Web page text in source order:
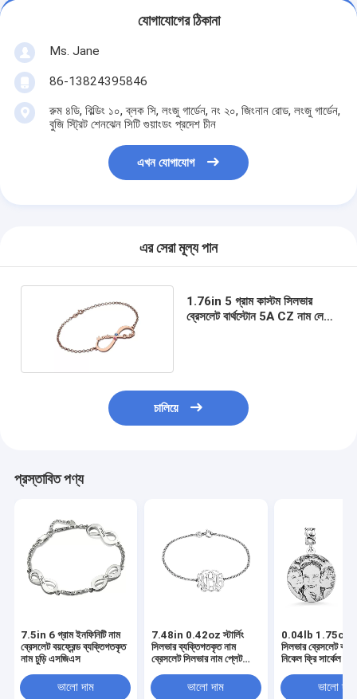
যোগাযোগের ঠিকানা
Ms. Jane
86-13824395846
রুম ৪ডি, বিল্ডিং ১০, ব্লক সি, লংজু গার্ডেন, নং ২০, জিংনান রোড, লংজু গার্ডেন,
বুজি স্ট্রিট শেনঝেন সিটি গুয়াংডং প্রদেশ চীন
এখন যোগাযোগ
এর সেরা মূল্য পান
1.76in 5 গ্রাম কাস্টম সিলভার
ব্রেসলেট বার্থস্টোন 5A CZ নাম লেটার
চালিয়ে
প্রস্তাবিত পণ্য
7.5in 6 গ্রাম ইনফিনিটি নাম
ব্রেসলেট বয়ফ্রেন্ড ব্যক্তিগতকৃত
নাম চুড়ি এসজিএস
ভালো দাম
7.48in 0.42oz স্টার্লিং
সিলভার ব্যক্তিগতকৃত নাম
ব্রেসলেট সিলভার নাম প্লেট
ভালো দাম
0.04lb 1.75cm
সিলভার ব্রেসলেট
নিকেল ফ্রি সার্কেল
ভালো দাম